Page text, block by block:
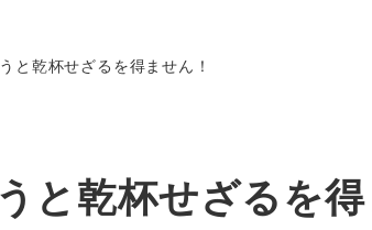
と乾杯せざるを得ません！
と乾杯せざるを得